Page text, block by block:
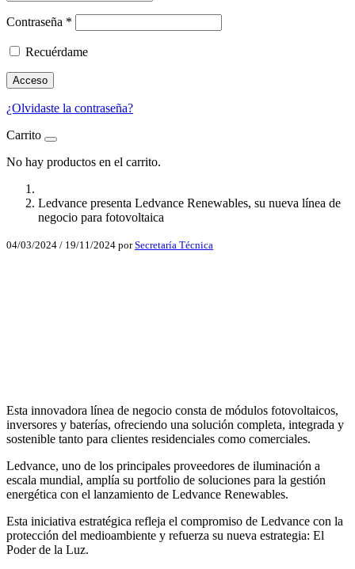
Contraseña *
Recuérdame
Acceso
¿Olvidaste la contraseña?
Carrito
No hay productos en el carrito.
Ledvance presenta Ledvance Renewables, su nueva línea de
negocio para fotovoltaica
04/03/2024 / 19/11/2024 porSecretaría Técnica
WhatsApp
Esta innovadora línea de negocio consta de módulos fotovoltaicos,
inversores y baterías, ofreciendo una solución completa, integrada y
sostenible tanto para clientes residenciales como comerciales.
Ledvance, uno de los principales proveedores de iluminación a
escala mundial, amplía su portfolio de soluciones para la gestión
energética con el lanzamiento de Ledvance Renewables.
Esta iniciativa estratégica refleja el compromiso de Ledvance con la
protección del medioambiente y refuerza su nueva estrategia: El
Poder de la Luz.